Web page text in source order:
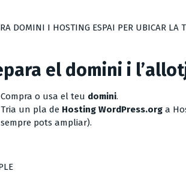
DOMINI I HOSTING ESPAI PER UBICAR LA
el domini i
Compra o usa el teu domini.
Tria un pla de Hosting WordPress.org a
sempre pots ampliar).